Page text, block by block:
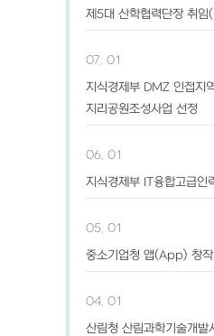
제5대 산학협력단장 취임
07. 01
지식경제부 DMZ 인접지
지리공원조성사업 선정
06. 01
지식경제부 IT융합고급인
05. 01
중소기업청 앱(App) 창작
04. 01
산림청 산림과학기술개발